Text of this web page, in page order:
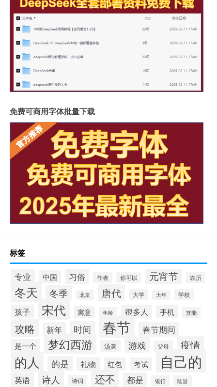
免费可商用字体批量下载
标签
专业 中国 习俗 作者 你可以 元宵节 农历
冬天 冬季 北京 唐代 大学 大年 学校
孩子 宋代 寓意 年龄 很多人 手机 技能
攻略 新年 时间 春节 春节期间
是一个 梦幻西游 汤圆 游戏 父母 疫情
的人 的是 礼物 红包 考试 自己的
英语 诗人 诗词 还不 都是 银行 陆游